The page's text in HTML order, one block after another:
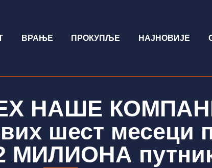
ВРАЊЕ ПРОКУПЉЕ НАЈНОВИЈЕ
НАШЕ
шест месеци
МИЛИОНА